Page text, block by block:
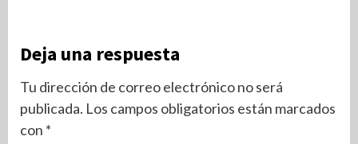
Deja una respuesta
Tu dirección de correo electrónico no será
publicada. Los campos obligatorios están marcados
con *